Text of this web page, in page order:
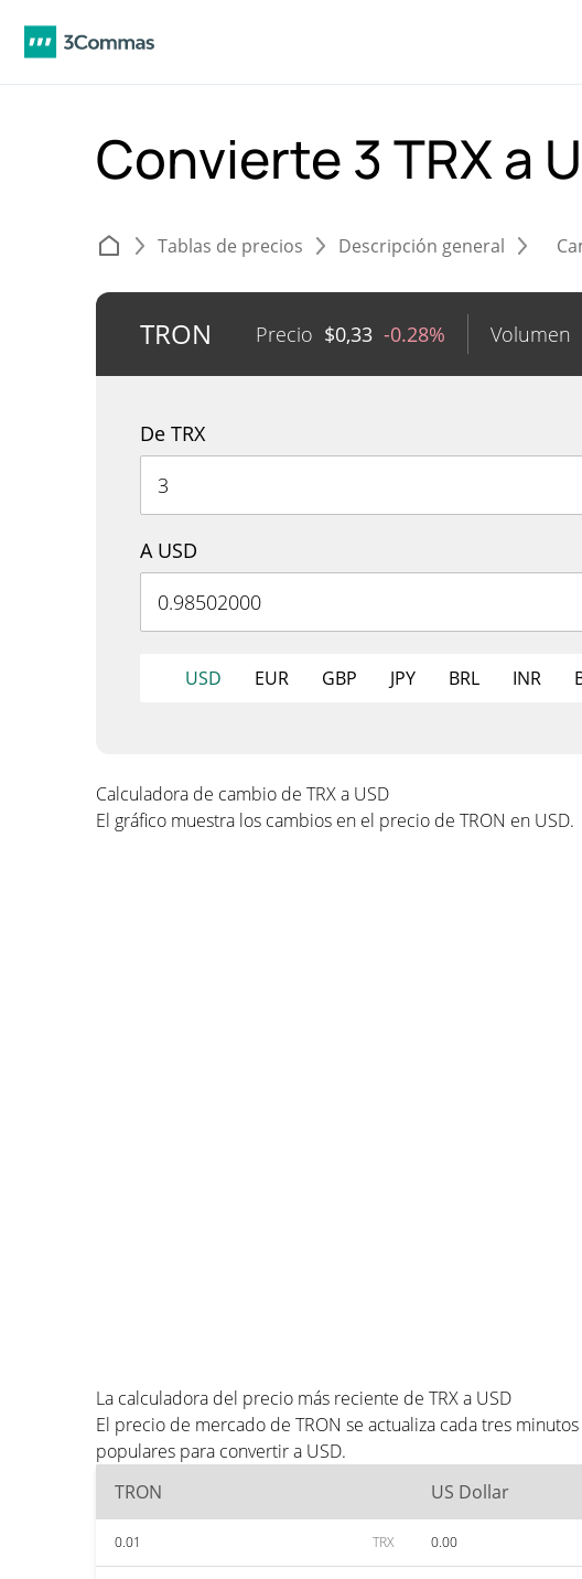
Convierte 3 TRX a
Tablas de precios Descripción general
TRON Precio $0,33 -0.28% Volumen
De TRX
A USD
USD EUR GBP JPY BRL INR
Calculadora de cambio de TRX a USD
El gráfico muestra los cambios en el precio de TRON en USD.
La calculadora del precio más reciente de TRX a USD
El precio de mercado de TRON se actualiza cada tres
populares para convertir a USD.
TRON
US Dollar
0.01 TRX 0.00